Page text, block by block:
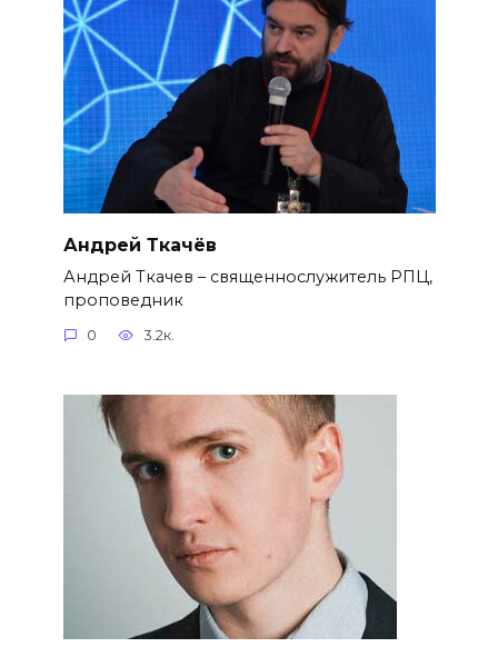
Андрей Ткачёв
Андрей Ткачев – священнослужитель РПЦ,
проповедник
0 3.2к.